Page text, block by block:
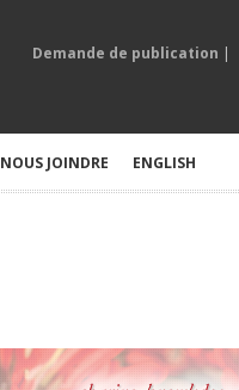
Demande de publication |
NOUS JOINDRE ENGLISH